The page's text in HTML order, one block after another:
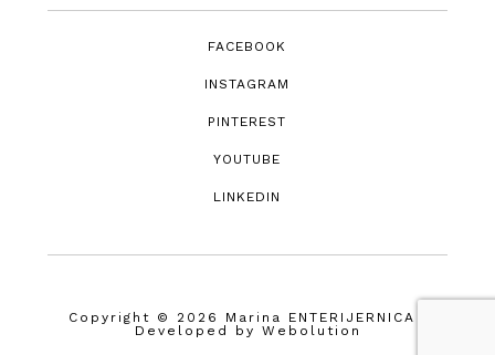
FACEBOOK
INSTAGRAM
PINTEREST
YOUTUBE
LINKEDIN
Copyright © 2026 Marina ENTERIJERNICA ·
Developed by Webolution